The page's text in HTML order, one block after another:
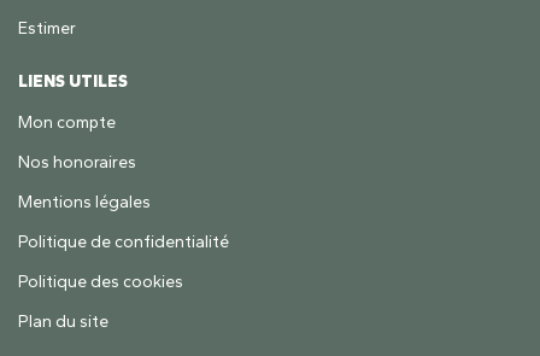
Estimer
LIENS UTILES
Mon compte
Nos honoraires
Mentions légales
Politique de confidentialité
Politique des cookies
Plan du site